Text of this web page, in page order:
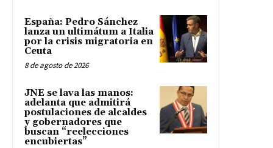
España: Pedro Sánchez
lanza un ultimátum a Italia
por la crisis migratoria en
Ceuta
8 de agosto de 2026
JNE se lava las manos:
adelanta que admitirá
postulaciones de alcaldes
y gobernadores que
buscan “reelecciones
encubiertas”